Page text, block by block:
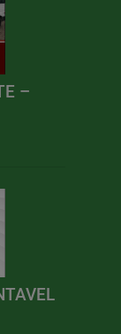
–